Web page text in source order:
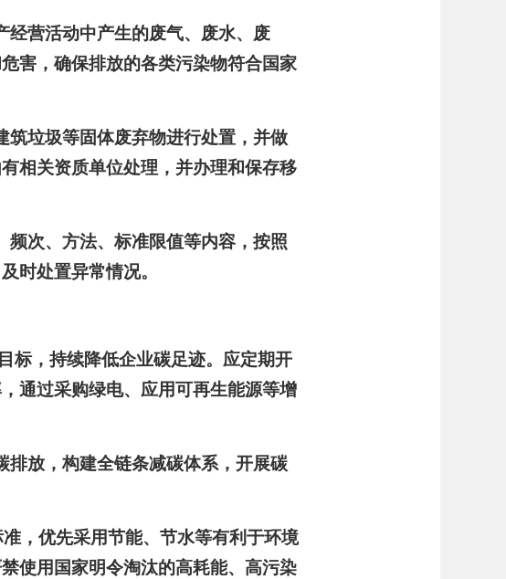
经营活动中产生的废气、废水、废
害，确保排放的各类污染物符合国家
筑垃圾等固体废弃物进行处置，并做
相关资质单位处理，并办理和保存移
次、方法、标准限值等内容，按照
时处置异常情况。
标，持续降低企业碳足迹。应定期开
通过采购绿电、应用可再生能源等增
排放，构建全链条减碳体系，开展碳
，优先采用节能、节水等有利于环境
使用国家明令淘汰的高耗能、高污染